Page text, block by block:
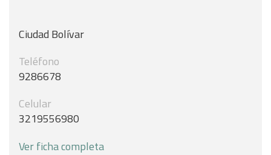
Ciudad Bolívar
Teléfono
9286678
Celular
3219556980
Ver ficha completa